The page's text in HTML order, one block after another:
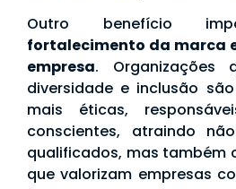
Outro benefício
fortalecimento da marca
empresa. Organizações
diversidade e inclusão
mais éticas,
conscientes, atraindo
qualificados, mas também
que valorizam empresas